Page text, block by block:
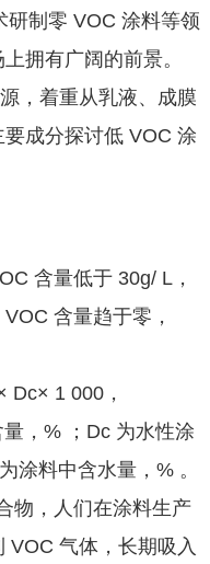
研制零 VOC 涂料等领
拥有广阔的前景。
，着重从乳液、成膜
成分探讨低 VOC 涂
含量低于 30g/ L，
含量趋于零，
Dc× 1 000，
，% ；Dc 为水性涂
涂料中含水量，% 。
物，人们在涂料生产
VOC 气体，长期吸入